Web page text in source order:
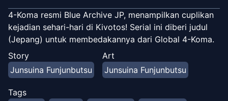
4-Koma resmi Blue Archive JP, menampilkan cuplikan
kejadian sehari-hari di Kivotos! Serial ini diberi judul
(Jepang) untuk membedakannya dari Global 4-Koma.
Story
Junsuina Funjunbutsu
Art
Junsuina Funjunbutsu
Tags